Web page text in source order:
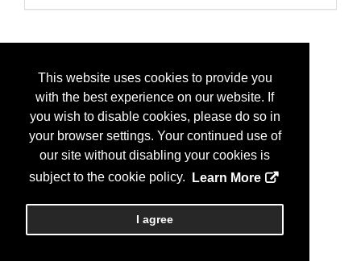
This website uses cookies to provide you
with the best experience on our website. If
you wish to disable cookies, please do so in
your browser settings. Your continued use of
our site without disabling your cookies is
subject to the cookie policy.
Learn More
I agree